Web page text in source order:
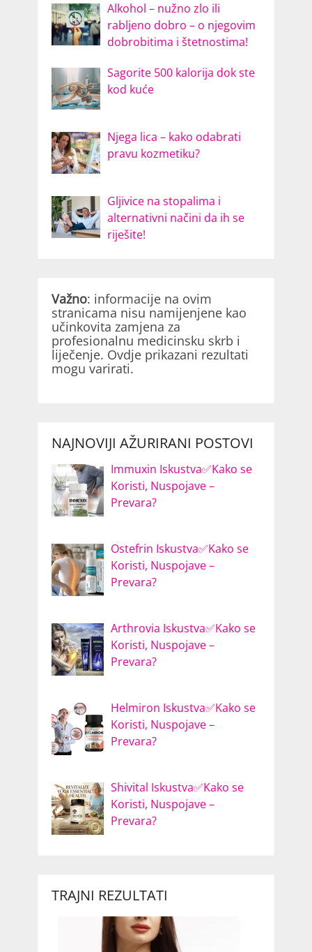
Alkohol – nužno zlo ili
rabljeno dobro – o njegovim
dobrobitima i štetnostima!
Sagorite 500 kalorija dok ste
kod kuće
Njega lica – kako odabrati
pravu kozmetiku?
Gljivice na stopalima i
alternativni načini da ih se
riješite!
Važno: informacije na ovim
stranicama nisu namijenjene kao
učinkovita zamjena za
profesionalnu medicinsku skrb i
liječenje. Ovdje prikazani rezultati
mogu varirati.
NAJNOVIJI AŽURIRANI POSTOVI
Immuxin Iskustva✅Kako se
Koristi, Nuspojave –
Prevara?
Ostefrin Iskustva✅Kako se
Koristi, Nuspojave –
Prevara?
Arthrovia Iskustva✅Kako se
Koristi, Nuspojave –
Prevara?
Helmiron Iskustva✅Kako se
Koristi, Nuspojave –
Prevara?
Shivital Iskustva✅Kako se
Koristi, Nuspojave –
Prevara?
TRAJNI REZULTATI